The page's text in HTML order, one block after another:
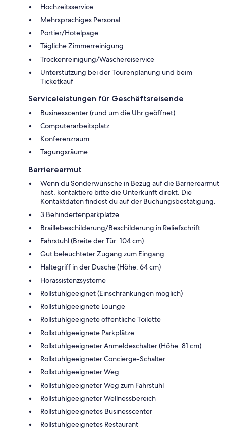
Hochzeitsservice
Mehrsprachiges Personal
Portier/Hotelpage
Tägliche Zimmerreinigung
Trockenreinigung/Wäschereiservice
Unterstützung bei der Tourenplanung und beim
Ticketkauf
Serviceleistungen für Geschäftsreisende
Businesscenter (rund um die Uhr geöffnet)
Computerarbeitsplatz
Konferenzraum
Tagungsräume
Barrierearmut
Wenn du Sonderwünsche in Bezug auf die Barrierearmut
hast, kontaktiere bitte die Unterkunft direkt. Die
Kontaktdaten findest du auf der Buchungsbestätigung.
3 Behindertenparkplätze
Braillebeschilderung/Beschilderung in Reliefschrift
Fahrstuhl (Breite der Tür: 104 cm)
Gut beleuchteter Zugang zum Eingang
Haltegriff in der Dusche (Höhe: 64 cm)
Hörassistenzsysteme
Rollstuhlgeeignet (Einschränkungen möglich)
Rollstuhlgeeignete Lounge
Rollstuhlgeeignete öffentliche Toilette
Rollstuhlgeeignete Parkplätze
Rollstuhlgeeigneter Anmeldeschalter (Höhe: 81 cm)
Rollstuhlgeeigneter Concierge-Schalter
Rollstuhlgeeigneter Weg
Rollstuhlgeeigneter Weg zum Fahrstuhl
Rollstuhlgeeigneter Wellnessbereich
Rollstuhlgeeignetes Businesscenter
Rollstuhlgeeignetes Restaurant